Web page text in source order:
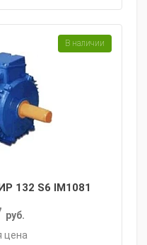
132 S6 IM1081
руб.
цена
В наличии